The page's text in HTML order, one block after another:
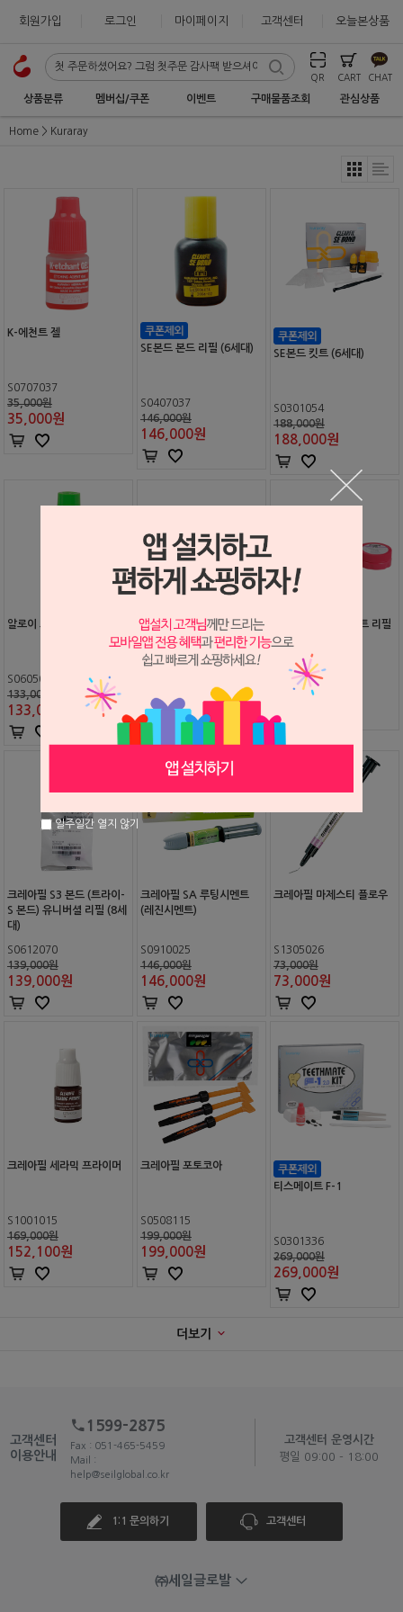
회원가입 로그인 마이페이지 고객센터 오늘본상품
QR CART CHAT
상품분류 멤버십/쿠폰 이벤트 구매물품조회 관심상품
Home Kuraray
K-에천트 젤
S0707037
35,000원
35,000원
SE본드 본드 리필 (6세대)
S0407037
146,000원
146,000원
SE본드 킷트 (6세대)
S0301054
188,000원
188,000원
알로이 프라이머
S0605070
133,000원
133,000
크레아필 AP-X 리필
63,000원
크레아필 FII 페이스트 리필
S0608066
크레아필 S3 본드 (트라이-
S 본드) 유니버셜 리필 (8세
대)
S0612070
139,000원
139,000원
크레아필 SA 루팅시멘트
(레진시멘트)
S0910025
146,000원
146,000원
크레아필 마제스티 플로우
S1305026
73,000원
73,000원
크레아필 세라믹 프라이머
S1001015
169,000원
152,100원
크레아필 포토코아
S0508115
199,000원
199,000원
티스메이트 F-1
S0301336
269,000원
269,000원
더보기
고객센터
이용안내
1599-2875
Fax : 051-465-5459
Mail :
help@seilglobal.co.kr
고객센터 운영시간
평일 09:00 - 18:00
1:1 문의하기 고객센터
㈜세일글로발
일주일간 열지 않기